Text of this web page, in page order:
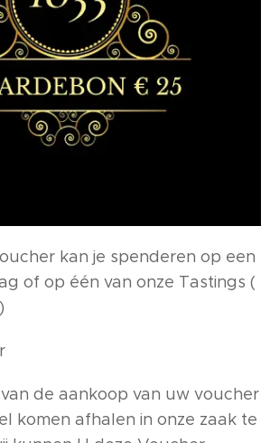
kan je spenderen op een
of op één van onze Tastings (
de aankoop van uw voucher
komen afhalen in onze zaak te